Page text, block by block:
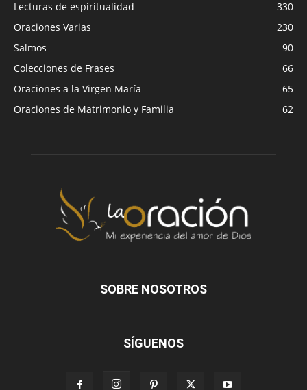
Lecturas de espiritualidad
330
Oraciones Varias
230
Salmos
90
Colecciones de Frases
66
Oraciones a la Virgen María
65
Oraciones de Matrimonio y Familia
62
SOBRE NOSOTROS
SÍGUENOS